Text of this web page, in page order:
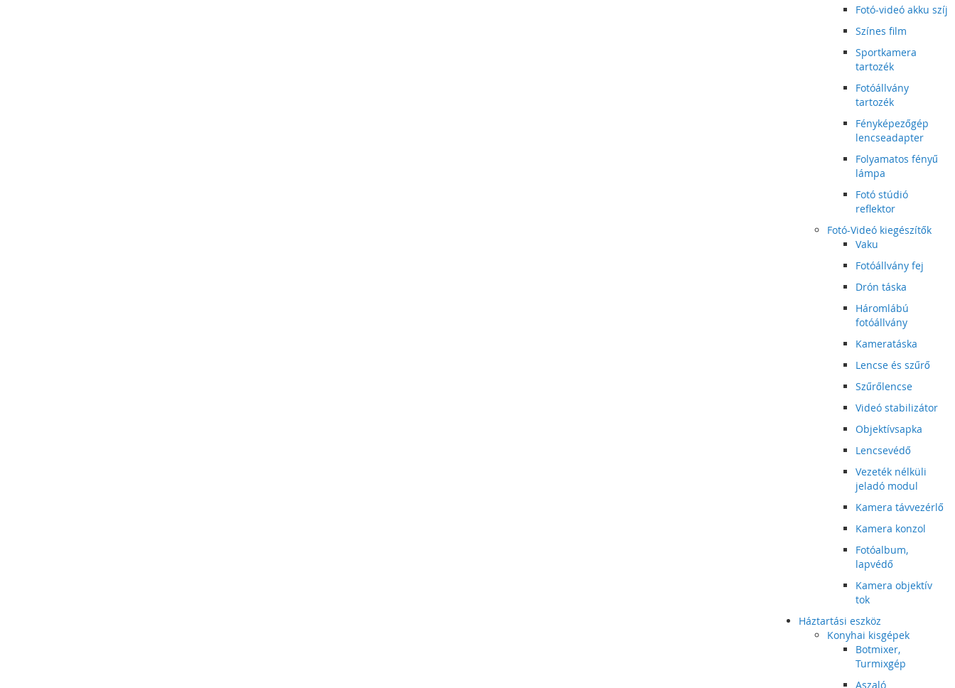
Fotó-videó akku szíj
Színes film
Sportkamera
tartozék
Fotóállvány
tartozék
Fényképezőgép
lencseadapter
Folyamatos fényű
lámpa
Fotó stúdió
reflektor
Fotó-Videó kiegészítők
Vaku
Fotóállvány fej
Drón táska
Háromlábú
fotóállvány
Kameratáska
Lencse és szűrő
Szűrőlencse
Videó stabilizátor
Objektívsapka
Lencsevédő
Vezeték nélküli
jeladó modul
Kamera távvezérlő
Kamera konzol
Fotóalbum,
lapvédő
Kamera objektív
tok
Háztartási eszköz
Konyhai kisgépek
Botmixer,
Turmixgép
Aszaló